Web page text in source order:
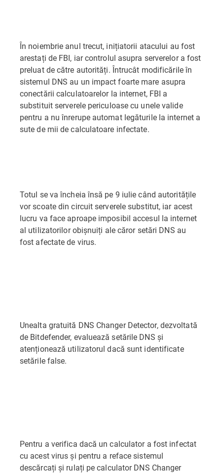
În noiembrie anul trecut, inițiatorii atacului au fost
arestați de FBI, iar controlul asupra serverelor a fost
preluat de către autorități. Întrucât modificările în
sistemul DNS au un impact foarte mare asupra
conectării calculatoarelor la internet, FBI a
substituit serverele periculoase cu unele valide
pentru a nu înrerupe automat legăturile la internet a
sute de mii de calculatoare infectate.
Totul se va încheia însă pe 9 iulie când autoritățile
vor scoate din circuit serverele substitut, iar acest
lucru va face aproape imposibil accesul la internet
al utilizatorilor obișnuiți ale căror setări DNS au
fost afectate de virus.
Unealta gratuită DNS Changer Detector, dezvoltată
de Bitdefender, evaluează setările DNS și
atenționează utilizatorul dacă sunt identificate
setările false.
Pentru a verifica dacă un calculator a fost infectat
cu acest virus și pentru a reface sistemul
descărcați și rulați pe calculator DNS Changer